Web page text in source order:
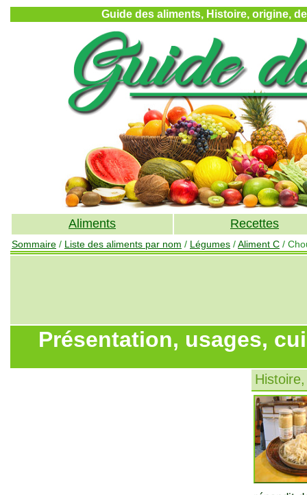
Guide des aliments, Histoire, origine,
Aliments Recettes
Sommaire / Liste des aliments par nom / Légumes /Aliment C /
Présentation, usages,